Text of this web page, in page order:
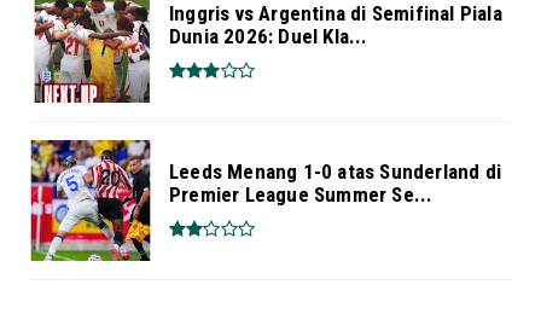
Inggris vs Argentina di Semifinal Piala
Dunia 2026: Duel Kla...
Leeds Menang 1-0 atas Sunderland di
Premier League Summer Se...